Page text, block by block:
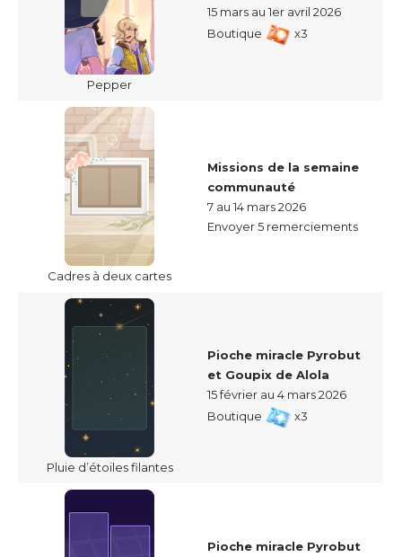
Pepper
15 mars au 1er avril 2026
Boutique
x3
Cadres à deux cartes
Missions de la semaine
communauté
7 au 14 mars 2026
Envoyer 5 remerciements
Pluie d’étoiles filantes
Pioche miracle Pyrobut
et Goupix de Alola
15 février au 4 mars 2026
Boutique
x3
Pioche miracle Pyrobut